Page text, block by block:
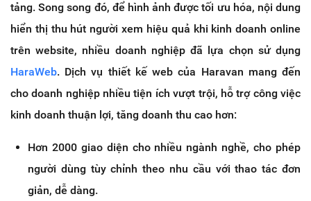
tảng. Song song đó, để hình ảnh được tối ưu hóa, nội dung
hiển thị thu hút người xem hiệu quả khi kinh doanh online
trên website, nhiều doanh nghiệp đã lựa chọn sử dụng
HaraWeb. Dịch vụ thiết kế web của Haravan mang đến
cho doanh nghiệp nhiều tiện ích vượt trội, hỗ trợ công việc
kinh doanh thuận lợi, tăng doanh thu cao hơn:
Hơn 2000 giao diện cho nhiều ngành nghề, cho phép
người dùng tùy chỉnh theo nhu cầu với thao tác đơn
giản, dễ dàng.